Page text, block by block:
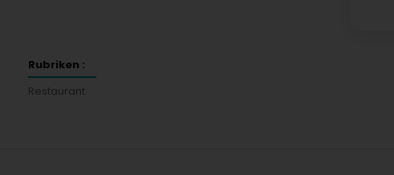
Rubriken :
Restaurant